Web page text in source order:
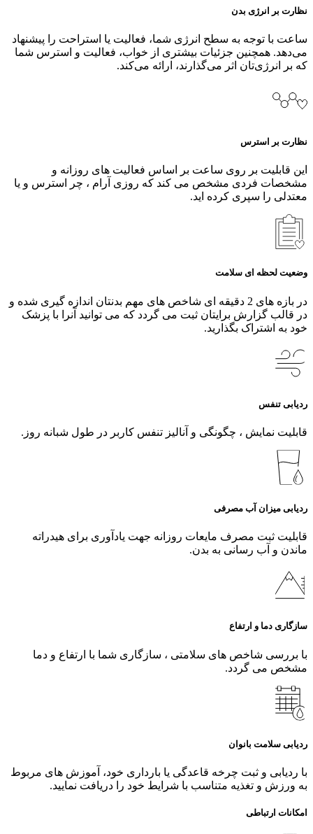
نظارت بر انرژی بدن
ساعت با توجه به سطح انرژی شما، فعالیت یا استراحت را پیشنهاد
می‌دهد. همچنین جزئیات بیشتری از خواب، فعالیت و استرس شما
که بر انرژی‌تان اثر می‌گذارند، ارائه می‌کند.
نظارت بر استرس
این قابلیت بر روی ساعت بر اساس فعالیت های روزانه و
مشخصات فردی مشخص می کند که روزی آرام ، چر استرس و یا
معتدلی را سپری کرده اید.
وضعیت لحظه ای سلامت
در بازه های 2 دقیقه ای شاخص های مهم بدنتان اندازه گیری شده و
در قالب گزارش برایتان ثبت می گردد که می توانید آنرا با پزشک
خود به اشتراک بگذارید.
ردیابی تنفس
قابلیت نمایش ، چگونگی و آنالیز تنفس کاربر در طول شبانه روز.
ردیابی میزان آب مصرفی
قابلیت ثبت مصرف مایعات روزانه جهت یادآوری برای هیدراته
ماندن و آب رسانی به بدن.
سازگاری دما و ارتفاع
با بررسی شاخص های سلامتی ، سازگاری شما با ارتفاع و دما
مشخص می گردد.
ردیابی سلامت بانوان
با ردیابی و ثبت چرخه قاعدگی یا بارداری خود، آموزش‌ های مربوط
به ورزش و تغذیه متناسب با شرایط خود را دریافت نمایید.
امکانات ارتباطی